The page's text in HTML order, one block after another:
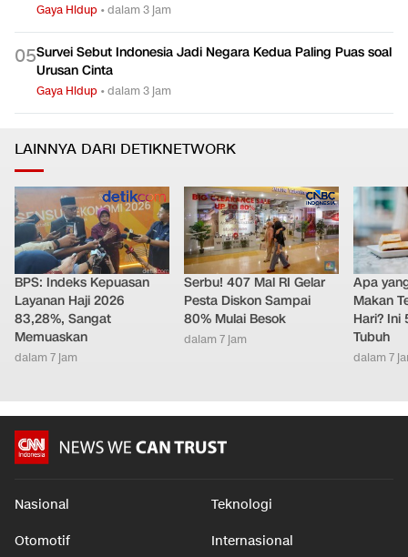
Gaya Hidup •dalam 3 jam
05Survei Sebut Indonesia Jadi Negara Kedua Paling Puas soal
Urusan Cinta
Gaya Hidup •dalam 3 jam
LAINNYA DARI DETIKNETWORK
BPS: Indeks Kepuasan
Layanan Haji 2026
83,28%, Sangat
Memuaskan
dalam 7 jam
Serbu! 407 Mal RI Gelar
Pesta Diskon Sampai
80% Mulai Besok
dalam 7 jam
Apa
Makan
Hari? Ini
Tubuh
dalam 7
Nasional Teknologi
Otomotif Internasional